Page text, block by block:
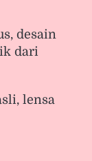
desain
dari
lensa